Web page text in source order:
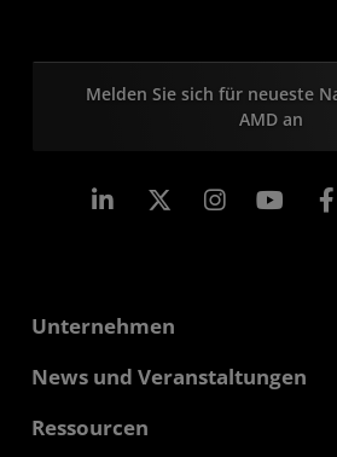
Melden Sie sich für neueste
AMD an
LinkedIn Instagram
Unternehmen
Über AMD
Verantwortung
News und Veranstaltungen
Pressebereich
Ressourcen